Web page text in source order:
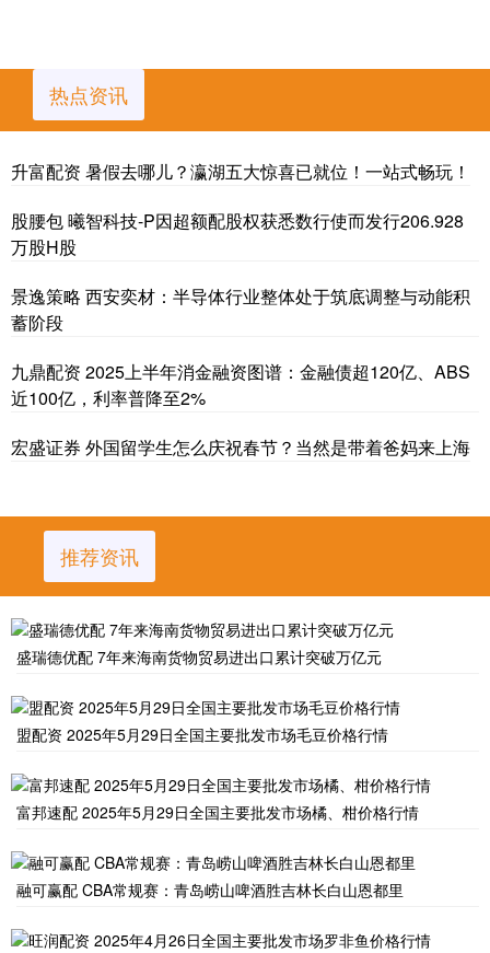
热点资讯
升富配资 暑假去哪儿？瀛湖五大惊喜已就位！一站式畅玩！
股腰包 曦智科技-P因超额配股权获悉数行使而发行206.928
万股H股
景逸策略 西安奕材：半导体行业整体处于筑底调整与动能积
蓄阶段
九鼎配资 2025上半年消金融资图谱：金融债超120亿、ABS
近100亿，利率普降至2%
宏盛证券 外国留学生怎么庆祝春节？当然是带着爸妈来上海
推荐资讯
盛瑞德优配 7年来海南货物贸易进出口累计突破万亿元
盟配资 2025年5月29日全国主要批发市场毛豆价格行情
富邦速配 2025年5月29日全国主要批发市场橘、柑价格行情
融可赢配 CBA常规赛：青岛崂山啤酒胜吉林长白山恩都里